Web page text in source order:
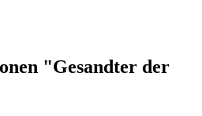
"Gesandter der